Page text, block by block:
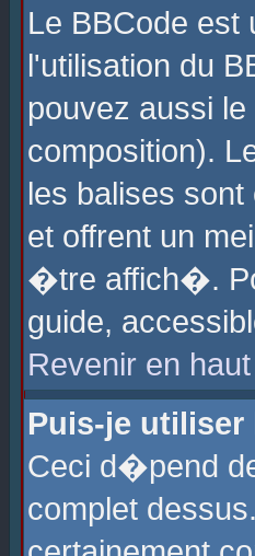
Le BBCode
l'utilisation du
pouvez aussi
composition).
les balises
et offrent un
�tre affich�.
guide,
Revenir en
Puis-je utiliser
Ceci d�pend
complet